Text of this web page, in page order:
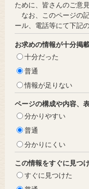
ために、皆さんのご意
なお、このページの
ール、電話等にて下記
お求めの情報が十分掲
十分だった
普通
情報が足りない
ページの構成や内容、
分かりやすい
普通
分かりにくい
この情報をすぐに見つ
すぐに見つけた